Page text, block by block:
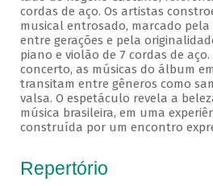
cordas de aço. Os artistas
musical entrosado, marcado
entre gerações e pela
piano e violão de 7 cordas de
concerto, as músicas do álbum
transitam entre gêneros como
valsa. O espetáculo revela a
música brasileira, em uma
construída por um encontro
Repertório